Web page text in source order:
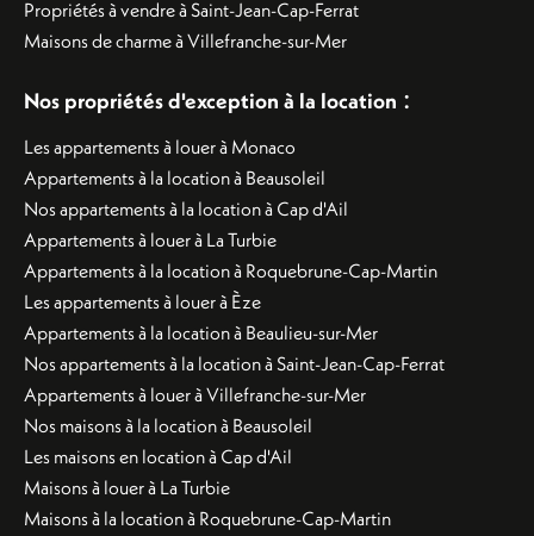
Propriétés à vendre à Saint-Jean-Cap-Ferrat
Maisons de charme à Villefranche-sur-Mer
Nos propriétés d'exception à la location :
Les appartements à louer à Monaco
Appartements à la location à Beausoleil
Nos appartements à la location à Cap d'Ail
Appartements à louer à La Turbie
Appartements à la location à Roquebrune-Cap-Martin
Les appartements à louer à Èze
Appartements à la location à Beaulieu-sur-Mer
Nos appartements à la location à Saint-Jean-Cap-Ferrat
Appartements à louer à Villefranche-sur-Mer
Nos maisons à la location à Beausoleil
Les maisons en location à Cap d'Ail
Maisons à louer à La Turbie
Maisons à la location à Roquebrune-Cap-Martin